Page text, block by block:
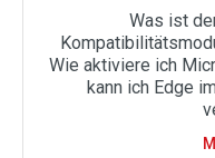
Was ist
Wie aktiviere ich
kann ich Edge